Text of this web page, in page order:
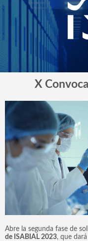
X
Abre la segunda fase de
de ISABIAL 2023, que